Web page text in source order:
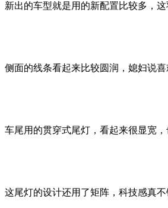
新出的车型就是用的新配置比较多，
侧面的线条看起来比较圆润，媳妇说
车尾用的贯穿式尾灯，看起来很显宽，
这尾灯的设计还用了矩阵，科技感真不